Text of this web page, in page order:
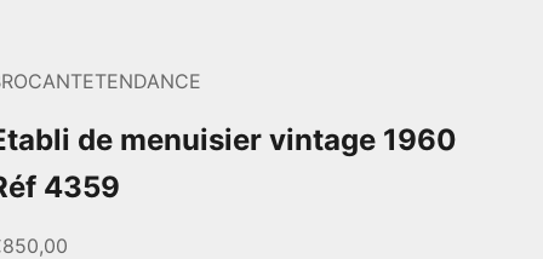
de menuisier vintage 1960
4359
de vente